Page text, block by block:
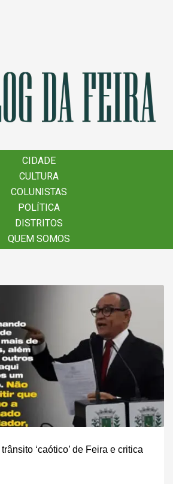
CIDADE
CULTURA
COLUNISTAS
POLÍTICA
DISTRITOS
QUEM SOMOS
CIDADE
CULTURA
COLUNISTAS
POLÍTICA
DISTRITOS
QUEM SOMOS
‘caótico’ de Feira e critica